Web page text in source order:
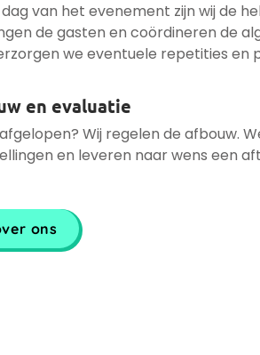
van het evenement zijn wij de
de gasten en coördineren de
we eventuele repetities en
en evaluatie
Wij regelen de afbouw.
en leveren naar wens een
ons